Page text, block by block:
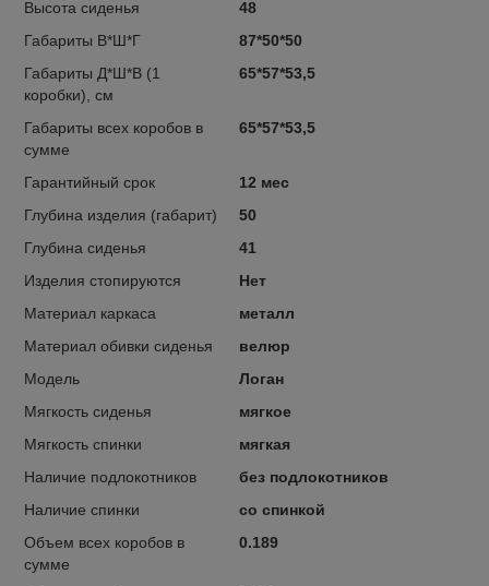
Высота сиденья
48
Габариты В*Ш*Г
87*50*50
Габариты Д*Ш*В (1
коробки), см
65*57*53,5
Габариты всех коробов в
сумме
65*57*53,5
Гарантийный срок
12 мес
Глубина изделия (габарит)
50
Глубина сиденья
41
Изделия стопируются
Нет
Материал каркаса
металл
Материал обивки сиденья
велюр
Модель
Логан
Мягкость сиденья
мягкое
Мягкость спинки
мягкая
Наличие подлокотников
без подлокотников
Наличие спинки
со спинкой
Объем всех коробов в
сумме
0.189